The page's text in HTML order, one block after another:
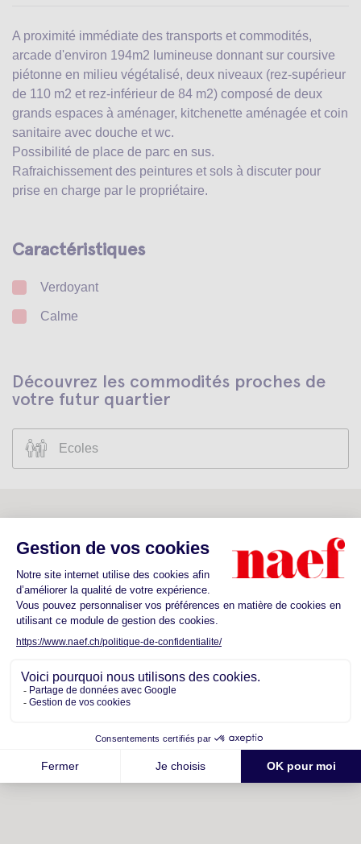
A proximité immédiate des transports et commodités,
arcade d'environ 194m2 lumineuse donnant sur coursive
piétonne en milieu végétalisé, deux niveaux (rez-supérieur
de 110 m2 et rez-inférieur de 84 m2) composé de deux
grands espaces à aménager, kitchenette aménagée et coin
sanitaire avec douche et wc.
Possibilité de place de parc en sus.
Rafraichissement des peintures et sols à discuter pour
prise en charge par le propriétaire.
Caractéristiques
Verdoyant
Calme
Découvrez les commodités proches de
votre futur quartier
Ecoles